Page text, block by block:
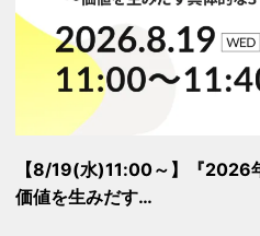
【8/19(水)11:00～】『2026
価値を生みだす…